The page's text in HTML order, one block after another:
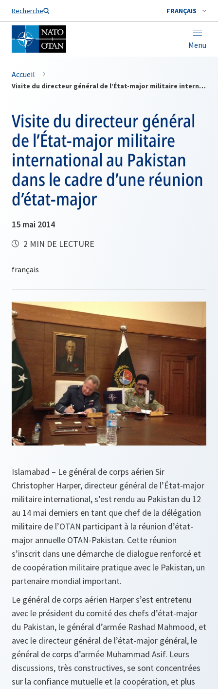
Recherche FRANÇAIS
Menu
Nom de famille*
Accueil
Visite du directeur général de l’État-major militaire international au Pakistan dans le cadre d’une réunion d’état-major
Visite du directeur général
de l’État-major militaire
international au Pakistan
dans le cadre d’une réunion
d’état-major
15 mai 2014
2 MIN DE LECTURE
Islamabad – Le général de corps aérien Sir
Christopher Harper, directeur général de l’État-major
militaire international, s’est rendu au Pakistan du 12
au 14 mai derniers en tant que chef de la délégation
militaire de l’OTAN participant à la réunion d’état-
major annuelle OTAN-Pakistan. Cette réunion
s’inscrit dans une démarche de dialogue renforcé et
de coopération militaire pratique avec le Pakistan, un
partenaire mondial important.
Le général de corps aérien Harper s’est entretenu
avec le président du comité des chefs d’état-major
du Pakistan, le général d’armée Rashad Mahmood, et
avec le directeur général de l’état-major général, le
général de corps d’armée Muhammad Asif. Leurs
discussions, très constructives, se sont concentrées
sur la confiance mutuelle et la coopération, et plus